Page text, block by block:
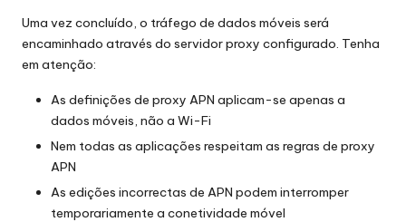
Uma vez concluído, o tráfego de dados móveis será
encaminhado através do servidor proxy configurado. Tenha
em atenção:
As definições de proxy APN aplicam-se apenas a
dados móveis, não a Wi-Fi
Nem todas as aplicações respeitam as regras de proxy
APN
As edições incorrectas de APN podem interromper
temporariamente a conetividade móvel